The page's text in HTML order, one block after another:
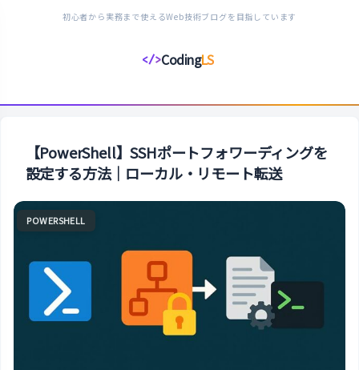
初心者から実務まで使えるWeb技術ブログを目指しています
</>CodingLS
コ
デ
ン
ス
タ
イ
ル
【PowerShell】SSHポートフォワーディングを
設定する方法｜ローカル・リモート転送
POWERSHELL